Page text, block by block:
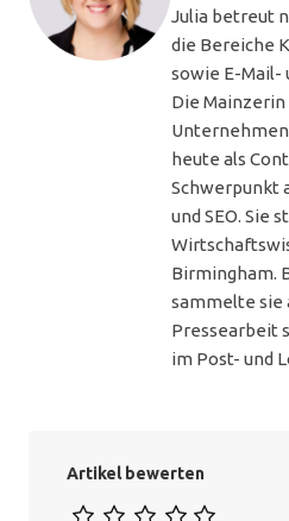
Julia betreut
die Bereiche
sowie E-Mail-
Die Mainzerin
heute als
Schwerpunkt
und SEO. Sie
Birmingham.
sammelte sie
Pressearbeit
im Post- und
Artikel bewerten